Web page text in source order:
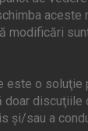
aceste
modificări
este o
discuţiile
şi/sau a